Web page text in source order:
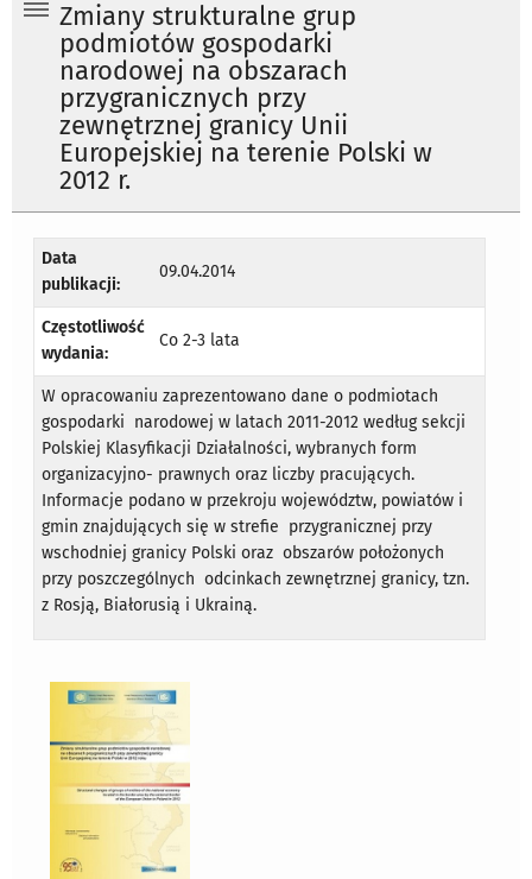
Zmiany strukturalne grup
podmiotów gospodarki
narodowej na obszarach
przygranicznych przy
zewnętrznej granicy Unii
Europejskiej na terenie Polski w
2012 r.
Data
publikacji:
09.04.2014
Częstotliwość
wydania:
Co 2-3 lata
W opracowaniu zaprezentowano dane o podmiotach
gospodarki narodowej w latach 2011-2012 według sekcji
Polskiej Klasyfikacji Działalności, wybranych form
organizacyjno- prawnych oraz liczby pracujących.
Informacje podano w przekroju województw, powiatów i
gmin znajdujących się w strefie przygranicznej przy
wschodniej granicy Polski oraz obszarów położonych
przy poszczególnych odcinkach zewnętrznej granicy, tzn.
z Rosją, Białorusią i Ukrainą.